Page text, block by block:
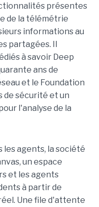
présentes
de la télémétrie
informations au
partagées. Il
à savoir Deep
ans de
et le Foundation
de sécurité et un
l'analyse de la
les agents, la société
un espace
et les agents
à partir de
Une file d'attente